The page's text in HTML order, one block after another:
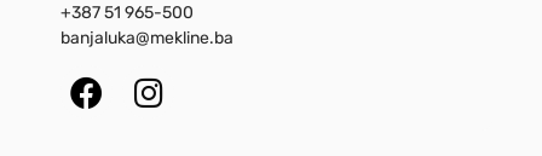
+387 51 965-500
banjaluka@mekline.ba